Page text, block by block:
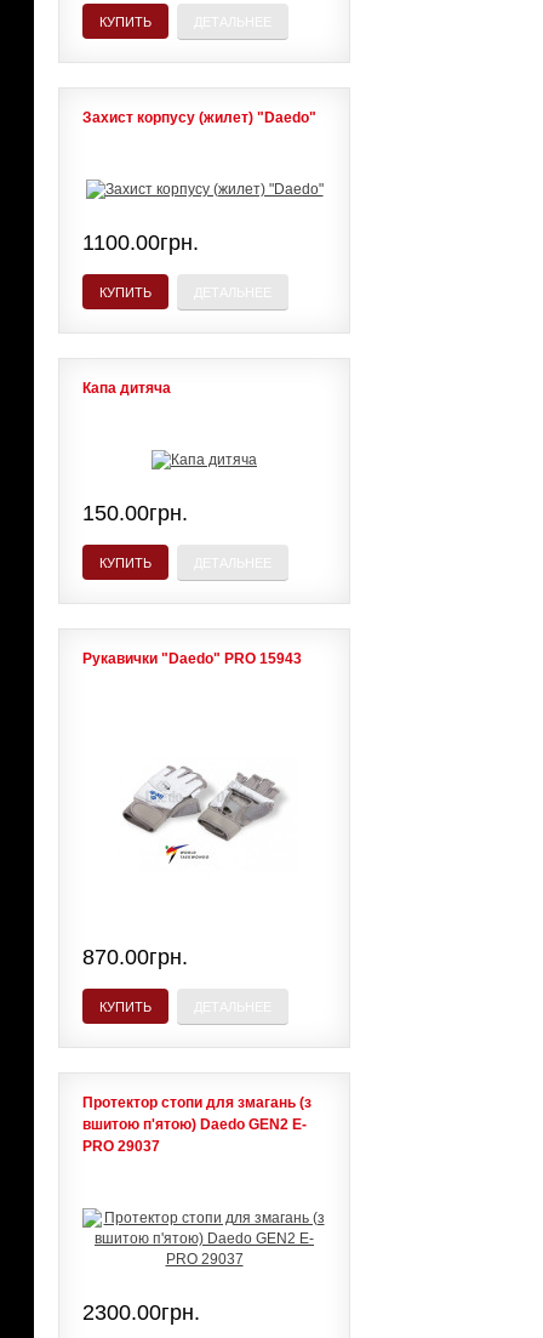
КУПИТЬ
Захист корпусу (жилет) "Daedo"
1100.00грн.
КУПИТЬ
Капа дитяча
150.00грн.
КУПИТЬ
Рукавички "Daedo" PRO 15943
870.00грн.
КУПИТЬ
Протектор стопи для змагань (з
вшитою п'ятою) Daedo GEN2 E-
PRO 29037
2300.00грн.